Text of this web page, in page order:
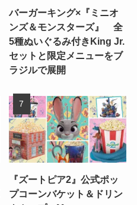
バーガーキング×『ミニオ
ンズ＆モンスターズ』 全
5種ぬいぐるみ付きKing Jr.
セットと限定メニューをブ
ラジルで展開
『ズートピア2』公式ポッ
プコーンバケット＆ドリン